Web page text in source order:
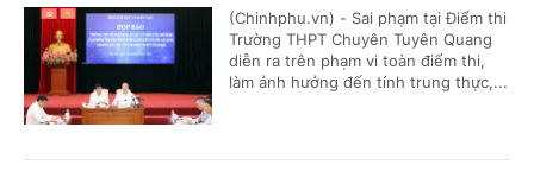
(Chinhphu.vn) - Sai phạm tại Điểm thi
Trường THPT Chuyên Tuyên Quang
diễn ra trên phạm vi toàn điểm thi,
làm ảnh hưởng đến tính trung thực,...